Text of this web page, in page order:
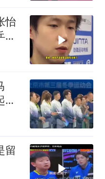
怡
四
出
留